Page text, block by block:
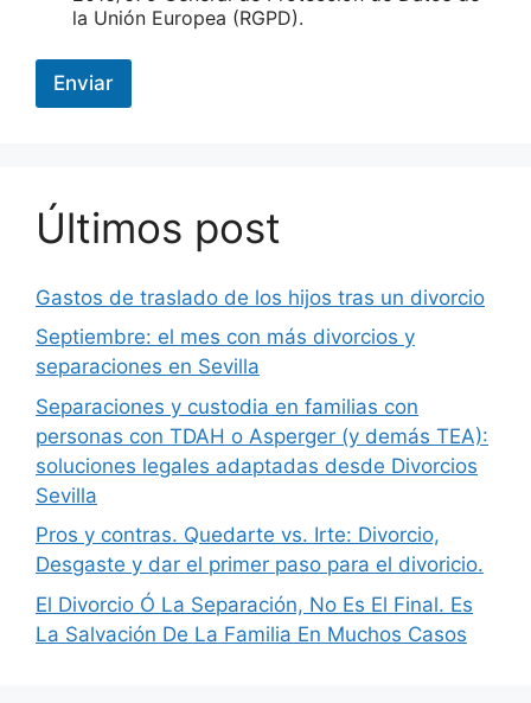
la Unión Europea (RGPD).
Enviar
Últimos post
Gastos de traslado de los hijos tras un divorcio
Septiembre: el mes con más divorcios y
separaciones en Sevilla
Separaciones y custodia en familias con
personas con TDAH o Asperger (y demás TEA):
soluciones legales adaptadas desde Divorcios
Sevilla
Pros y contras. Quedarte vs. Irte: Divorcio,
Desgaste y dar el primer paso para el divoricio.
El Divorcio Ó La Separación, No Es El Final. Es
La Salvación De La Familia En Muchos Casos